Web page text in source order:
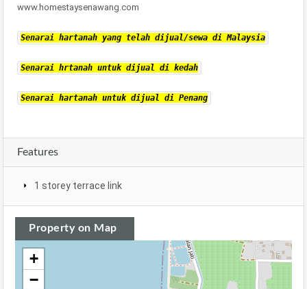
www.homestaysenawang.com
Senarai hartanah yang telah dijual/sewa di Malaysia
Senarai hrtanah untuk dijual di kedah
Senarai hartanah untuk dijual di Penang
Features
1 storey terrace link
Property on Map
+
−